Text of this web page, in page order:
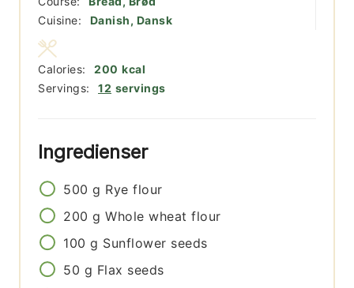
Cuisine:
Danish, Dansk
Servings: 12 servings
Calories: 200 kcal
Ingredienser
500 g Rye flour
200 g Whole wheat flour
100 g Sunflower seeds
50 g Flax seeds